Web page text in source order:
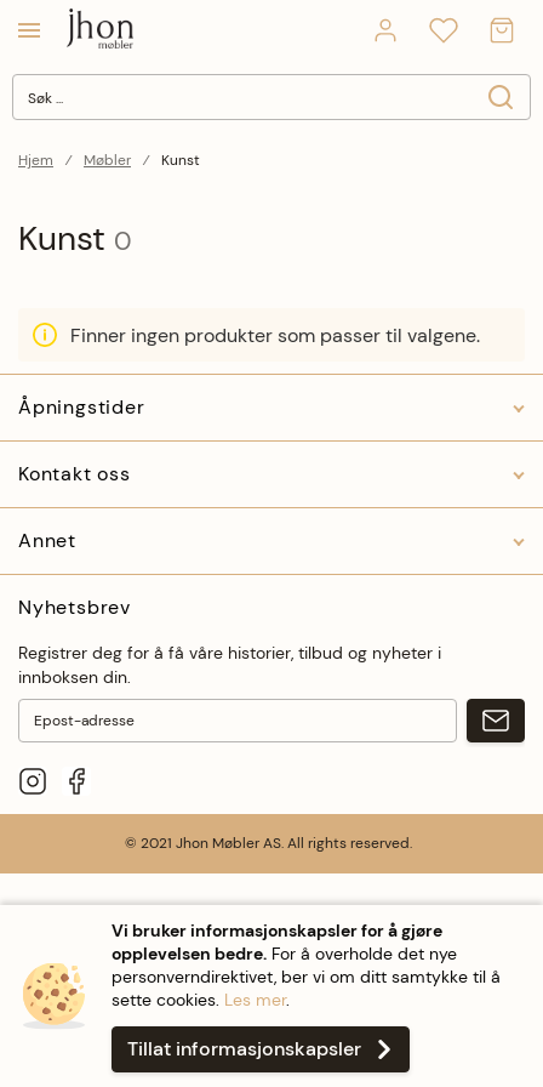
Vi bruker informasjonskapsler for å gjøre
opplevelsen bedre. For å overholde det nye
personverndirektivet, ber vi om ditt samtykke til å
sette cookies. Les mer.
Tillat informasjonskapsler
Søk
Close search
Søk
Hjem Møbler Kunst
Kunst 0
Finner ingen produkter som passer til valgene.
Åpningstider
Kontakt oss
Annet
Nyhetsbrev
Registrer deg for å få våre historier, tilbud og nyheter i
innboksen din.
See our Instagram
See our Facebook
© 2021 Jhon Møbler AS. All rights reserved.